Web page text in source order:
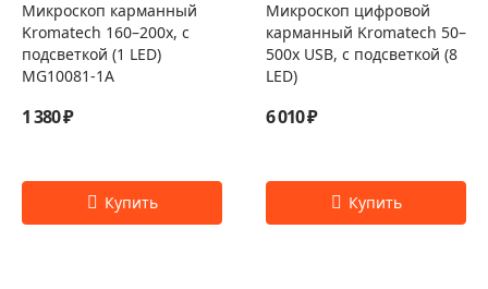
Микроскоп карманный
Kromatech 160–200x, с
подсветкой (1 LED)
MG10081-1A
1 380 ₽
Микроскоп цифровой
карманный Kromatech 50–
500x USB, с подсветкой (8
LED)
6 010 ₽